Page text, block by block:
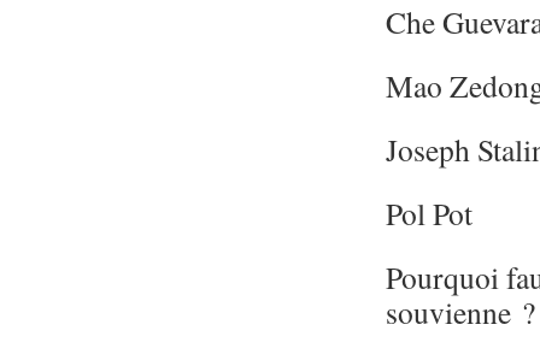
Che
Mao
Joseph
Pol Pot
Pourquoi
souvienne ?